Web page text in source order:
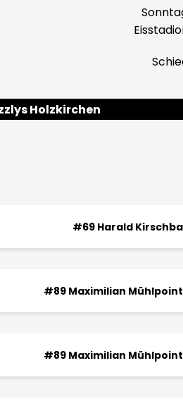
Holzkirchen
#69 Harald
#89 Maximilian
#89 Maximilian